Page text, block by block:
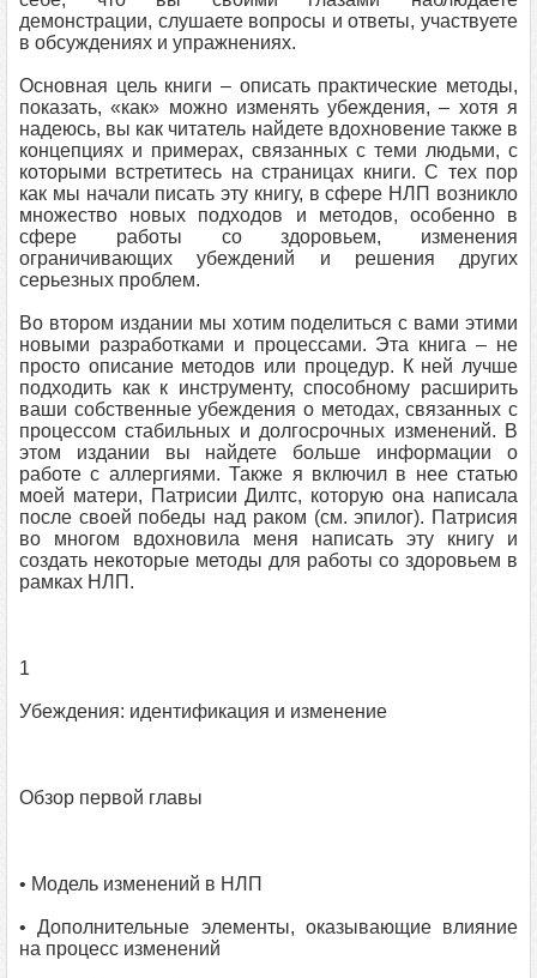
демонстрации, слушаете вопросы и ответы, участвуете
в обсуждениях и упражнениях.
Основная цель книги – описать практические методы,
показать, «как» можно изменять убеждения, – хотя я
надеюсь, вы как читатель найдете вдохновение также в
концепциях и примерах, связанных с теми людьми, с
которыми встретитесь на страницах книги. С тех пор
как мы начали писать эту книгу, в сфере НЛП возникло
множество новых подходов и методов, особенно в
сфере работы со здоровьем, изменения
ограничивающих убеждений и решения других
серьезных проблем.
Во втором издании мы хотим поделиться с вами этими
новыми разработками и процессами. Эта книга – не
просто описание методов или процедур. К ней лучше
подходить как к инструменту, способному расширить
ваши собственные убеждения о методах, связанных с
процессом стабильных и долгосрочных изменений. В
этом издании вы найдете больше информации о
работе с аллергиями. Также я включил в нее статью
моей матери, Патрисии Дилтс, которую она написала
после своей победы над раком (см. эпилог). Патрисия
во многом вдохновила меня написать эту книгу и
создать некоторые методы для работы со здоровьем в
рамках НЛП.
1
Убеждения: идентификация и изменение
Обзор первой главы
• Модель изменений в НЛП
• Дополнительные элементы, оказывающие влияние
на процесс изменений